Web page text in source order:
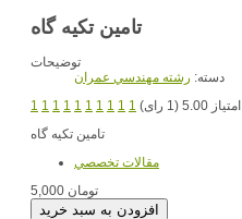
تامین تکیه گاه
توضیحات
دسته: رشته مهندسي عمران
1 1 1 1 1 1 1 1 1 1
امتیاز 5.00 (1 رای)
مقالات تخصصي
5,000 تومان